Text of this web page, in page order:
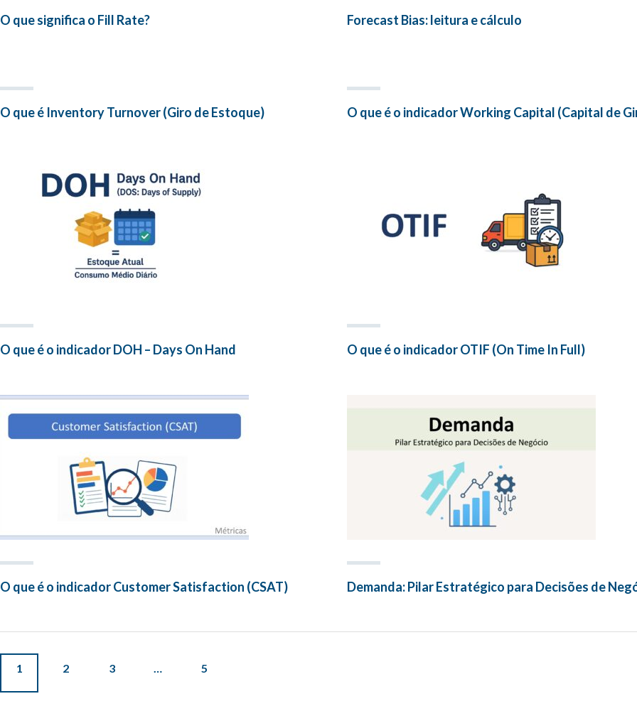
O que significa o Fill Rate? Forecast Bias: leitura e cálculo
O que é Inventory Turnover (Giro de Estoque) O que é o indicador Working Capital (Capital de
O que é o indicador DOH – Days On Hand O que é o indicador OTIF (On Time In Full)
O que é o indicador Customer Satisfaction (CSAT) Demanda: Pilar Estratégico para Decisões de
1 2 3 … 5